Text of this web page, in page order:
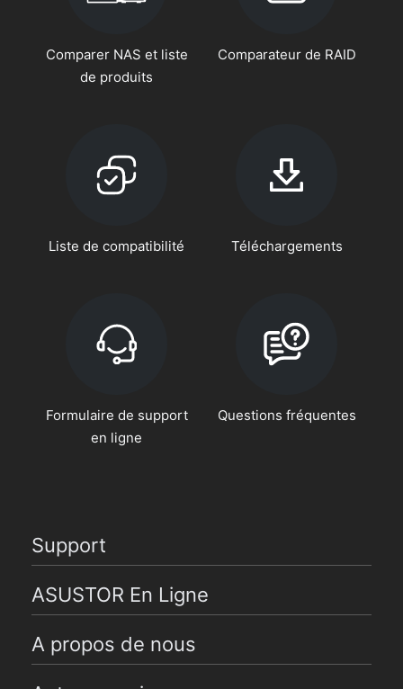
Comparer NAS et liste
de produits
Comparateur de RAID
Liste de compatibilité Téléchargements
Formulaire de support
en ligne
Questions fréquentes
Support
ASUSTOR En Ligne
A propos de nous